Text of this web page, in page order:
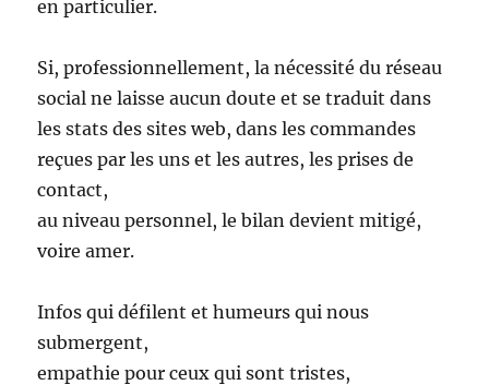
en particulier.
Si, professionnellement, la nécessité du réseau
social ne laisse aucun doute et se traduit dans
les stats des sites web, dans les commandes
reçues par les uns et les autres, les prises de
contact,
au niveau personnel, le bilan devient mitigé,
voire amer.
Infos qui défilent et humeurs qui nous
submergent,
empathie pour ceux qui sont tristes,